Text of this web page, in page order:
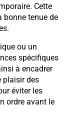
Cette
bonne tenue de
ou un
spécifiques
à encadrer
plaisir des
éviter les
ordre avant le